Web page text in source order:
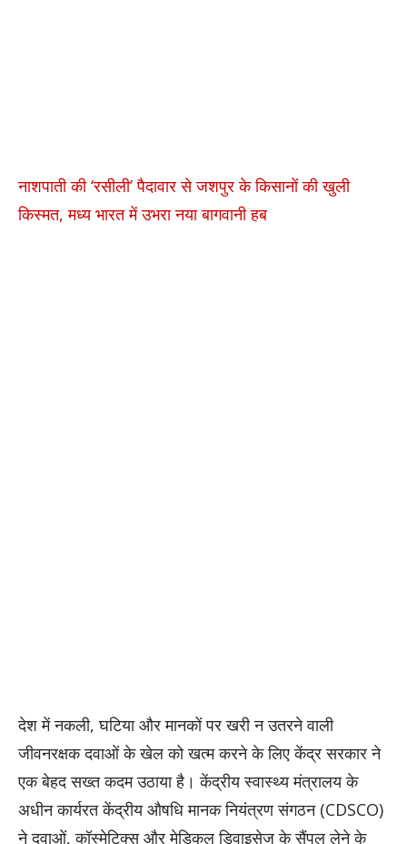
नाशपाती की ‘रसीली’ पैदावार से जशपुर के किसानों की खुली
किस्मत, मध्य भारत में उभरा नया बागवानी हब
देश में नकली, घटिया और मानकों पर खरी न उतरने वाली
जीवनरक्षक दवाओं के खेल को खत्म करने के लिए केंद्र सरकार ने
एक बेहद सख्त कदम उठाया है। केंद्रीय स्वास्थ्य मंत्रालय के
अधीन कार्यरत केंद्रीय औषधि मानक नियंत्रण संगठन (CDSCO)
ने दवाओं, कॉस्मेटिक्स और मेडिकल डिवाइसेज के सैंपल लेने के